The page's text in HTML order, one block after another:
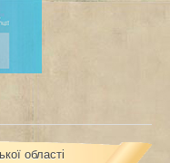
області